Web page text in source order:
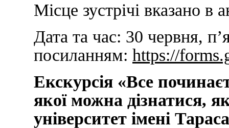
Місце зустрічі вказано в
Дата та час: 30 червня,
посиланням: https://
Екскурсія «Все
якої можна дізнатися,
університет імені